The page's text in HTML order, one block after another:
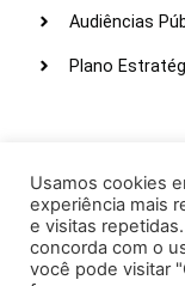
Audiências
Plano
Webmail
Intranet
Administração
Usamos cookies
experiência mais
e visitas
concorda com o
você pode visitar